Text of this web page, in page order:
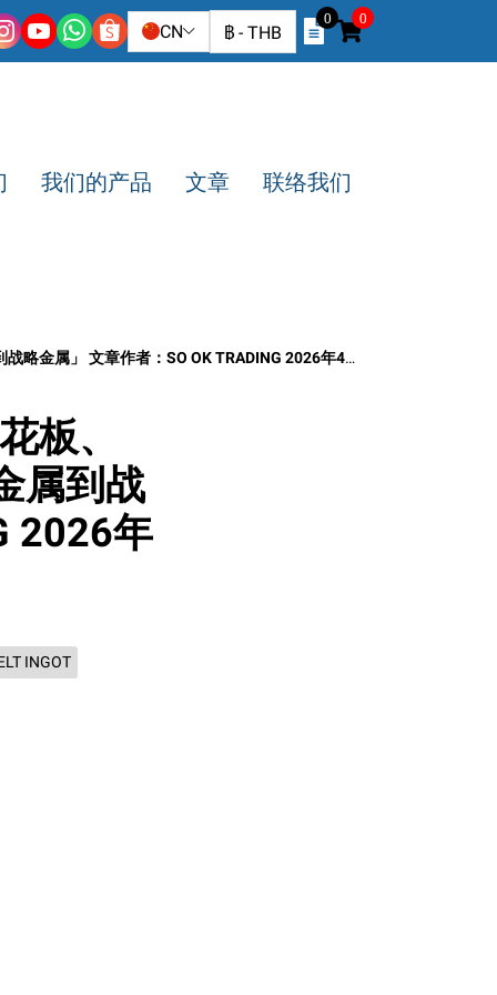
CN ฿ - THB
0 0
我们的产品 文章 联络我们
属」 文章作者：SO OK TRADING 2026年4月2日
板、
属到战
2026年
INGOT